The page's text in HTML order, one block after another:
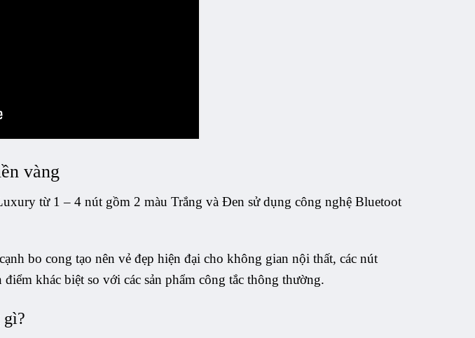
vàng
từ 1 – 4 nút gồm 2 màu Trắng và Đen sử dụng công nghệ Bluetoot
bo cong tạo nên vẻ đẹp hiện đại cho không gian nội thất, các nút
khác biệt so với các sản phẩm công tắc thông thường.
gì?